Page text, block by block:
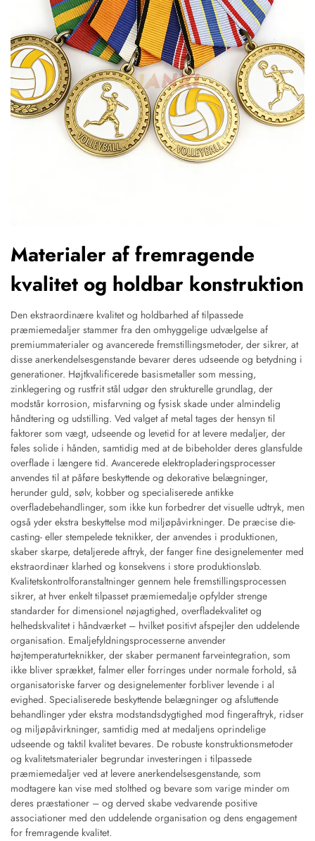
Materialer af fremragende
kvalitet og holdbar konstruktion
Den ekstraordinære kvalitet og holdbarhed af tilpassede
præmiemedaljer stammer fra den omhyggelige udvælgelse af
premiummaterialer og avancerede fremstillingsmetoder, der sikrer, at
disse anerkendelsesgenstande bevarer deres udseende og betydning i
generationer. Højtkvalificerede basismetaller som messing,
zinklegering og rustfrit stål udgør den strukturelle grundlag, der
modstår korrosion, misfarvning og fysisk skade under almindelig
håndtering og udstilling. Ved valget af metal tages der hensyn til
faktorer som vægt, udseende og levetid for at levere medaljer, der
føles solide i hånden, samtidig med at de bibeholder deres glansfulde
overflade i længere tid. Avancerede elektropladeringsprocesser
anvendes til at påføre beskyttende og dekorative belægninger,
herunder guld, sølv, kobber og specialiserede antikke
overfladebehandlinger, som ikke kun forbedrer det visuelle udtryk, men
også yder ekstra beskyttelse mod miljøpåvirkninger. De præcise die-
casting- eller stempelede teknikker, der anvendes i produktionen,
skaber skarpe, detaljerede aftryk, der fanger fine designelementer med
ekstraordinær klarhed og konsekvens i store produktionsløb.
Kvalitetskontrolforanstaltninger gennem hele fremstillingsprocessen
sikrer, at hver enkelt tilpasset præmiemedalje opfylder strenge
standarder for dimensionel nøjagtighed, overfladekvalitet og
helhedskvalitet i håndværket – hvilket positivt afspejler den uddelende
organisation. Emaljefyldningsprocesserne anvender
højtemperaturteknikker, der skaber permanent farveintegration, som
ikke bliver sprækket, falmer eller forringes under normale forhold, så
organisatoriske farver og designelementer forbliver levende i al
evighed. Specialiserede beskyttende belægninger og afsluttende
behandlinger yder ekstra modstandsdygtighed mod fingeraftryk, ridser
og miljøpåvirkninger, samtidig med at medaljens oprindelige
udseende og taktil kvalitet bevares. De robuste konstruktionsmetoder
og kvalitetsmaterialer begrundar investeringen i tilpassede
præmiemedaljer ved at levere anerkendelsesgenstande, som
modtagere kan vise med stolthed og bevare som varige minder om
deres præstationer – og derved skabe vedvarende positive
associationer med den uddelende organisation og dens engagement
for fremragende kvalitet.